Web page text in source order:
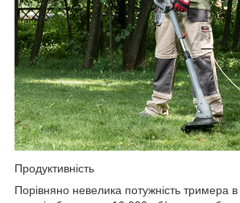
Продуктивність
Порівняно невелика потужність тримера